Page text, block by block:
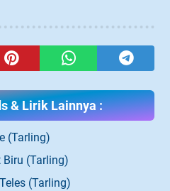
& Lirik Lainnya :
(Tarling)
Biru (Tarling)
(Tarling)